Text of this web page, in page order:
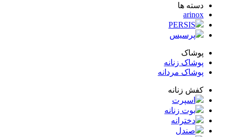
ها
PERSIS
پرسیس
زنانه
مردانه
زنانه
اسپرت
بوت زنانه
دخترانه
صندل